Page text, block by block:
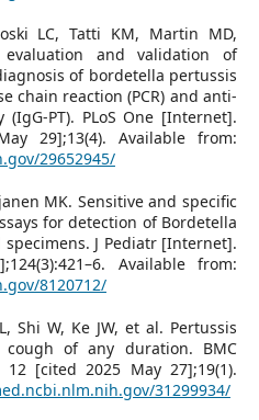
LC, Tatti KM, Martin MD,
and validation of
of bordetella pertussis
chain reaction (PCR) and anti-
PT). PLoS One [Internet].
29];13(4). Available from:
29652945/
MK. Sensitive and specific
for detection of Bordetella
J Pediatr [Internet].
Available from:
8120712/
Shi W, Ke JW, et al. Pertussis
of any duration. BMC
[cited 2025 May 27];19(1).
31299934/